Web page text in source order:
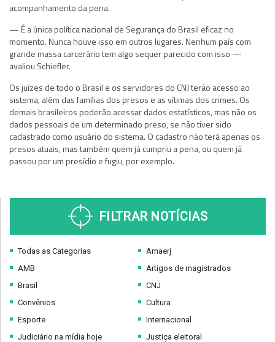
acompanhamento da pena.
— É a única política nacional de Segurança do Brasil eficaz no
momento. Nunca houve isso em outros lugares. Nenhum país com
grande massa carcerário tem algo sequer parecido com isso —
avaliou Schiefler.
Os juízes de todo o Brasil e os servidores do CNJ terão acesso ao
sistema, além das famílias dos presos e as vítimas dos crimes. Os
demais brasileiros poderão acessar dados estatísticos, mas não os
dados pessoais de um determinado preso, se não tiver sido
cadastrado como usuário do sistema. O cadastro não terá apenas os
presos atuais, mas também quem já cumpriu a pena, ou quem já
passou por um presídio e fugiu, por exemplo.
FILTRAR NOTÍCIAS
Todas as Categorias
AMB
Brasil
Convênios
Esporte
Judiciário na mídia hoje
Amaerj
Artigos de magistrados
CNJ
Cultura
Internacional
Justiça eleitoral